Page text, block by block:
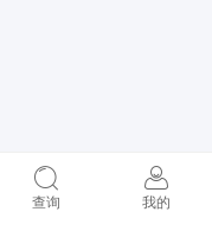
查询 我的